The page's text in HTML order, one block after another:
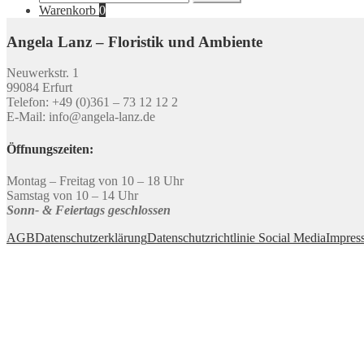
nach:
Warenkorb 0
Angela Lanz – Floristik und Ambiente
Neuwerkstr. 1
99084 Erfurt
Telefon: +49 (0)361 – 73 12 12 2
E-Mail: info@angela-lanz.de
Öffnungszeiten:
Montag – Freitag von 10 – 18 Uhr
Samstag von 10 – 14 Uhr
Sonn- & Feiertags geschlossen
AGBDatenschutzerklärungDatenschutzrichtlinie Social Media